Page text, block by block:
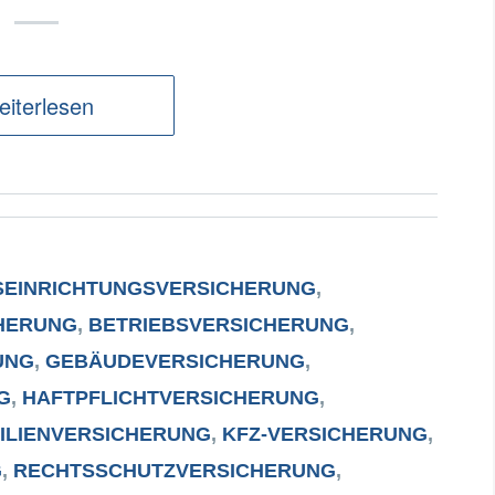
,
, BETRIEBSVERSICHERUNG,
, GEBÄUDEVERSICHERUNG,
, HAFTPFLICHTVERSICHERUNG,
, KFZ-VERSICHERUNG,
, RECHTSSCHUTZVERSICHERUNG,